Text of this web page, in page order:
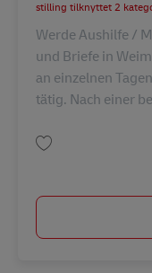
stilling
Werde Aushilfe /
und Briefe in
an einzelnen
tätig. Nach einer